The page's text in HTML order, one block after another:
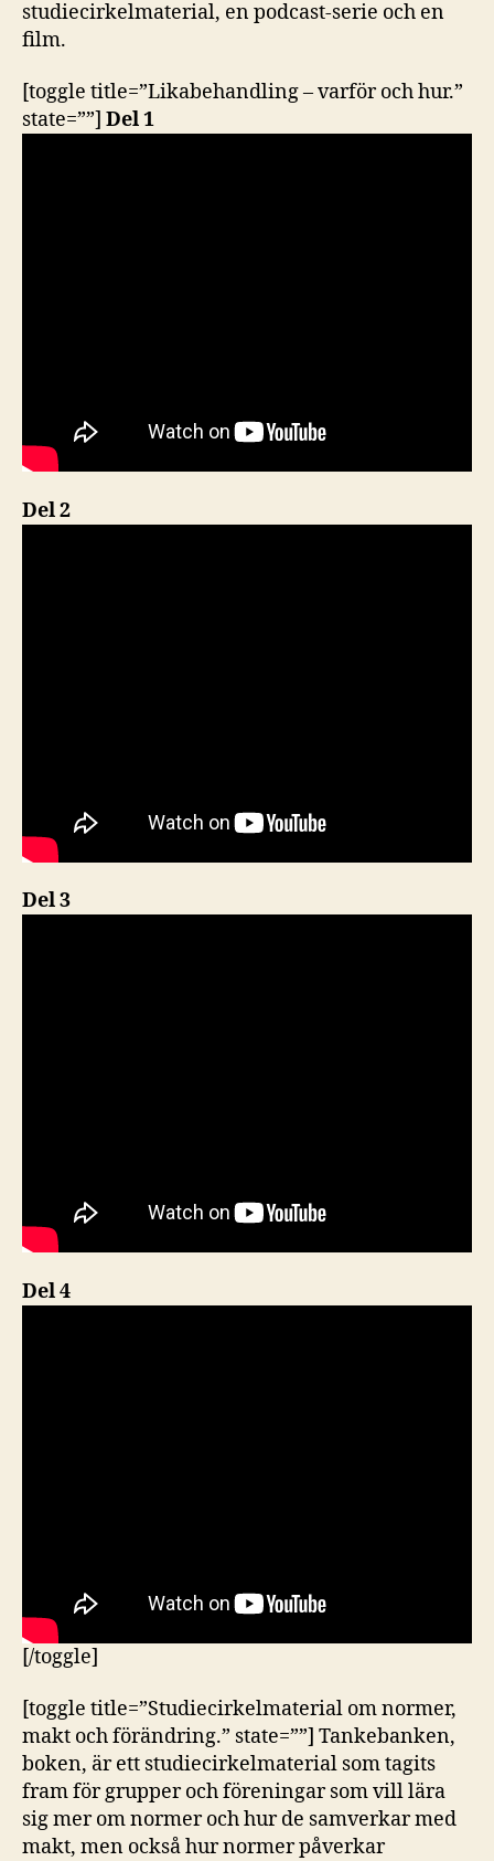
studiecirkelmaterial, en podcast-serie och en
film.
[toggle title=”Likabehandling – varför och hur.”
state=””] Del 1
Del 2
Del 3
Del 4
[/toggle]
[toggle title=”Studiecirkelmaterial om normer,
makt och förändring.” state=””] Tankebanken,
boken, är ett studiecirkelmaterial som tagits
fram för grupper och föreningar som vill lära
sig mer om normer och hur de samverkar med
makt, men också hur normer påverkar